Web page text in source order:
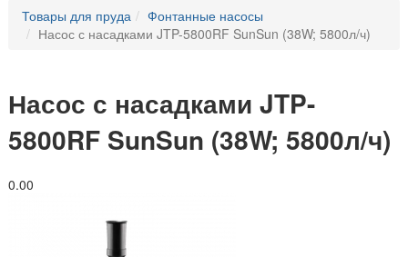
Товары для пруда
Фонтанные насосы
Насос с насадками JTP-5800RF SunSun (38W; 5800л/ч)
Насос с насадками JTP-
5800RF SunSun (38W; 5800л/ч)
0.00